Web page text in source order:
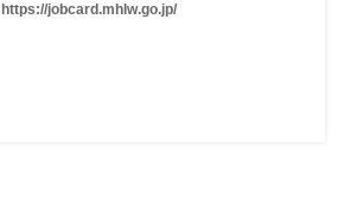
https://jobcard.mhlw.go.jp/